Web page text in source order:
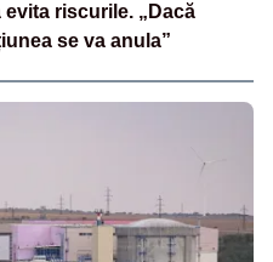
riscurile. „Dacă
se va anula”